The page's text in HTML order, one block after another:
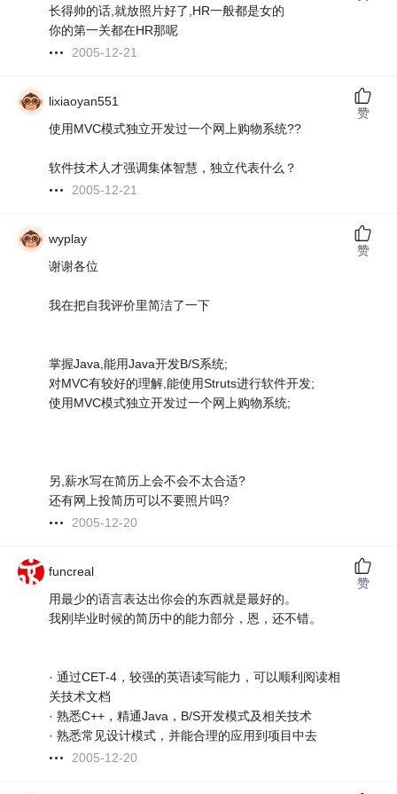
长得帅的话,就放照片好了,HR一般都是女的
你的第一关都在HR那呢
2005-12-21
lixiaoyan551
使用MVC模式独立开发过一个网上购物系统??
软件技术人才强调集体智慧，独立代表什么？
2005-12-21
赞
wyplay
谢谢各位
我在把自我评价里简洁了一下
掌握Java,能用Java开发B/S系统;
对MVC有较好的理解,能使用Struts进行软件开发;
使用MVC模式独立开发过一个网上购物系统;
另,薪水写在简历上会不会不太合适?
还有网上投简历可以不要照片吗?
2005-12-20
赞
funcreal
用最少的语言表达出你会的东西就是最好的。
我刚毕业时候的简历中的能力部分，恩，还不错。
· 通过CET-4，较强的英语读写能力，可以顺利阅读相
关技术文档
· 熟悉C++，精通Java，B/S开发模式及相关技术
· 熟悉常见设计模式，并能合理的应用到项目中去
2005-12-20
赞